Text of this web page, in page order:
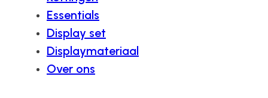
Essentials
Display set
Displaymateriaal
Over ons